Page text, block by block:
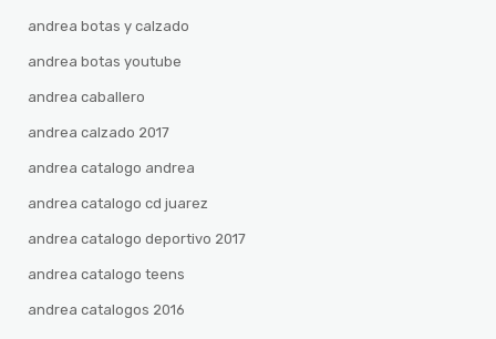
andrea botas y calzado
andrea botas youtube
andrea caballero
andrea calzado 2017
andrea catalogo andrea
andrea catalogo cd juarez
andrea catalogo deportivo 2017
andrea catalogo teens
andrea catalogos 2016